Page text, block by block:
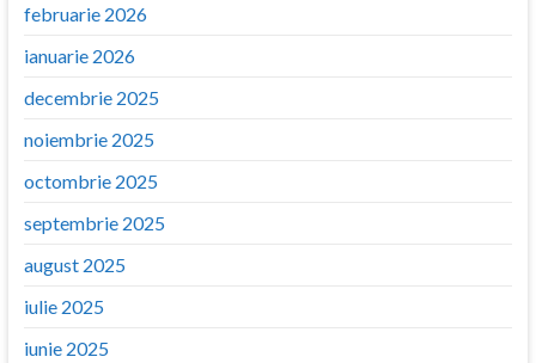
februarie 2026
ianuarie 2026
decembrie 2025
noiembrie 2025
octombrie 2025
septembrie 2025
august 2025
iulie 2025
iunie 2025